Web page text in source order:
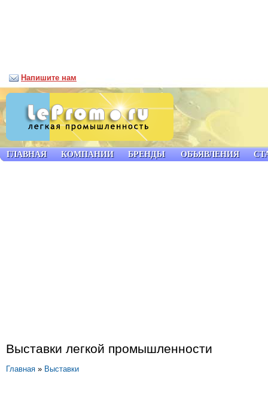
Выставки легкой промышленности
Главная » Выставки
ГЛАВНАЯ КОМПАНИИ БРЕНДЫ ОБЪЯВЛЕНИЯ
Напишите нам